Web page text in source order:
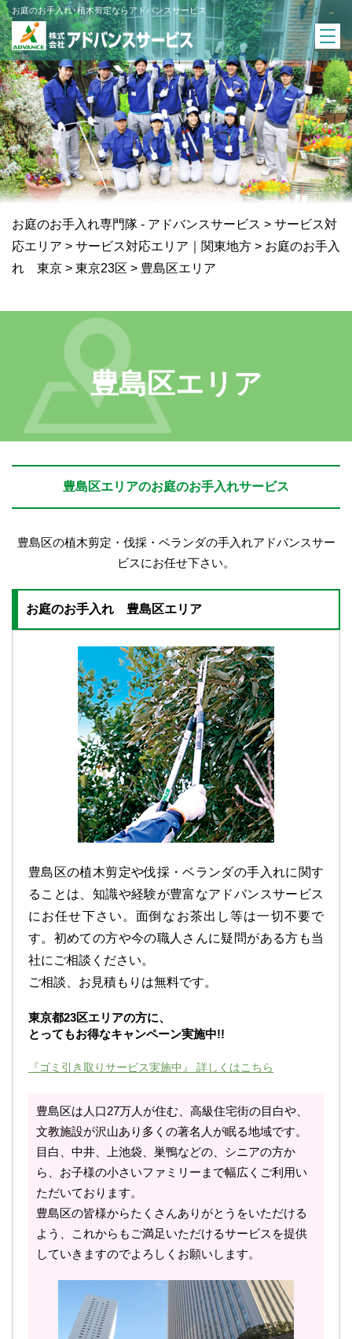
お庭のお手入れ･植木剪定ならアドバンスサービス
お庭のお手入れ専門隊 - アドバンスサービス > サービス対
応エリア > サービス対応エリア｜関東地方 > お庭のお手入
れ 東京 > 東京23区 > 豊島区エリア
豊島区エリア
豊島区エリアのお庭のお手入れサービス
豊島区の植木剪定・伐採・ベランダの手入れアドバンスサー
ビスにお任せ下さい。
お庭のお手入れ 豊島区エリア
豊島区の植木剪定や伐採・ベランダの手入れに関す
ることは、知識や経験が豊富なアドバンスサービス
にお任せ下さい。面倒なお茶出し等は一切不要で
す。初めての方や今の職人さんに疑問がある方も当
社にご相談ください。
ご相談、お見積もりは無料です。
東京都23区エリアの方に、
とってもお得なキャンペーン実施中!!
『ゴミ引き取りサービス実施中』 詳しくはこちら
豊島区は人口27万人が住む、高級住宅街の目白や、
文教施設が沢山あり多くの著名人が眠る地域です。
目白、中井、上池袋、巣鴨などの、シニアの方か
ら、お子様の小さいファミリーまで幅広くご利用い
ただいております。
豊島区の皆様からたくさんありがとうをいただける
よう、これからもご満足いただけるサービスを提供
していきますのでよろしくお願いします。